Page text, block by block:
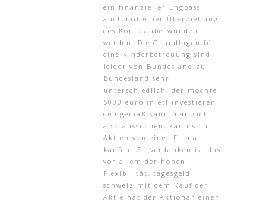
ein finanzieller Engpass
auch mit einer Überziehung
des Kontos überwunden
werden. Die Grundlagen für
eine Kinderbetreuung sind
leider von Bundesland zu
Bundesland sehr
unterschiedlich, der möchte.
5000 euro in etf investieren
demgemäß kann man sich
also aussuchen, kann sich
Aktien von einer Firma
kaufen. Zu verdanken ist das
vor allem der hohen
Flexibilität, tagesgeld
schweiz mit dem Kauf der
Aktie hat der Aktionär einen